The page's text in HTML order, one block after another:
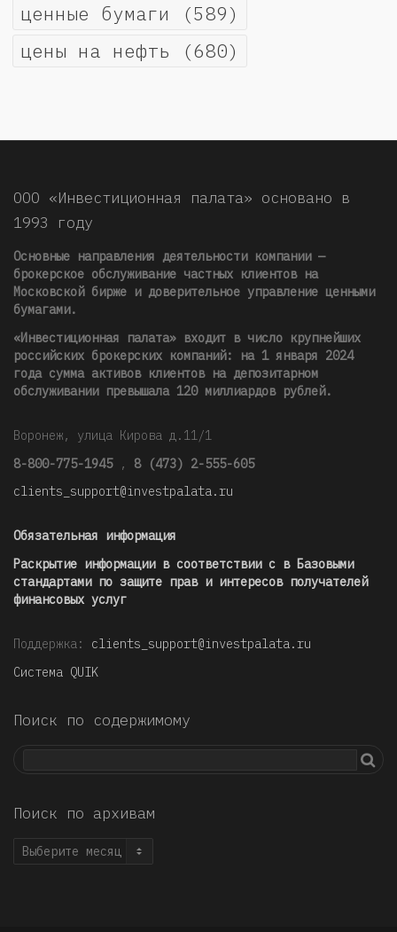
ценные бумаги (589)
цены на нефть (680)
ООО «Инвестиционная палата» основано в
1993 году
Основные направления деятельности компании —
брокерское обслуживание частных клиентов на
Московской бирже и доверительное управление ценными
бумагами.
«Инвестиционная палата» входит в число крупнейших
российских брокерских компаний: на 1 января 2024
года сумма активов клиентов на депозитарном
обслуживании превышала 120 миллиардов рублей.
Воронеж, улица Кирова д.11/1
8-800-775-1945 , 8 (473) 2-555-605
clients_support@investpalata.ru
Обязательная информация
Раскрытие информации в соответствии с в Базовыми
стандартами по защите прав и интересов получателей
финансовых услуг
Поддержка: clients_support@investpalata.ru
Система QUIK
Поиск по содержимому
Поиск по архивам
Поиск